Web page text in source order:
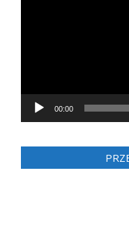
00:00